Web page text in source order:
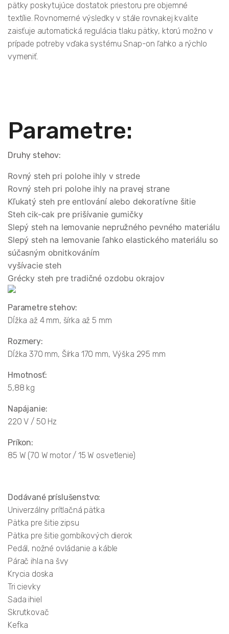
pätky poskytujúce dostatok priestoru pre objemné
textílie. Rovnomerné výsledky v stále rovnakej kvalite
zaisťuje automatická regulácia tlaku pätky, ktorú možno v
prípade potreby vďaka systému Snap-on ľahko a rýchlo
vymeniť.
Parametre:
Druhy stehov:
Rovný steh pri polohe ihly v strede
Rovný steh pri polohe ihly na pravej strane
Kľukatý steh pre entlování alebo dekoratívne šitie
Steh cik-cak pre prišívanie gumičky
Slepý steh na lemovanie nepružného pevného materiálu
Slepý steh na lemovanie ľahko elastického materiálu so
súčasným obnitkováním
vyšívacie steh
Grécky steh pre tradičné ozdobu okrajov
Parametre stehov:
Dĺžka až 4 mm, šírka až 5 mm
Rozmery:
Dĺžka 370 mm, Šírka 170 mm, Výška 295 mm
Hmotnosť:
5,88 kg
Napájanie:
220 V / 50 Hz
Príkon:
85 W (70 W motor / 15 W osvetlenie)
Dodávané príslušenstvo:
Univerzálny prítlačná pätka
Pätka pre šitie zipsu
Pätka pre šitie gombíkových dierok
Pedál, nožné ovládanie a káble
Párač ihla na švy
Krycia doska
Tri cievky
Sada ihiel
Skrutkovač
Kefka